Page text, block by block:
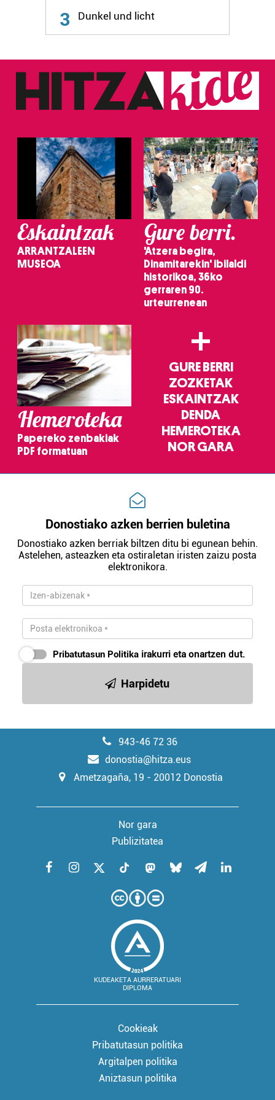
3 Dunkel und licht
Eskaintzak
ARRANTZALEEN
MUSEOA
Gure berri.
'Atzera begira,
Dinamitarekin' ibilaldi
historikoa, 36ko
gerraren 90.
urteurrenean
Hemeroteka
Papereko zenbakiak
PDF formatuan
+
GURE BERRI
ZOZKETAK
ESKAINTZAK
DENDA
HEMEROTEKA
NOR GARA
Donostiako azken berrien buletina
Donostiako azken berriak biltzen ditu bi egunean behin.
Astelehen, asteazken eta ostiraletan iristen zaizu posta
elektronikora.
Pribatutasun Politika irakurri eta onartzen dut.
Harpidetu
943-46 72 36
donostia@hitza.eus
Ametzagaña, 19 - 20012 Donostia
Nor gara
Publizitatea
KUDEAKETA AURRERATUARI
DIPLOMA
Cookieak
Pribatutasun politika
Argitalpen politika
Aniztasun politika